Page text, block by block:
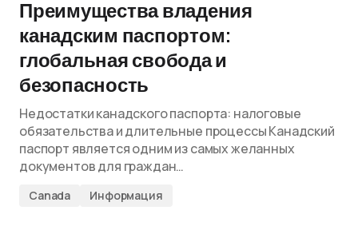
Преимущества владения
канадским паспортом:
глобальная свобода и
безопасность
Недостатки канадского паспорта: налоговые
обязательства и длительные процессы Канадский
паспорт является одним из самых желанных
документов для граждан…
Canada Информация